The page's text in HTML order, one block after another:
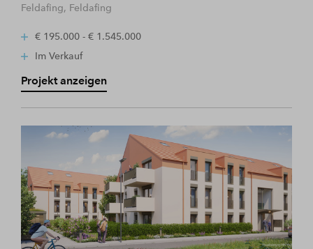
Feldafing, Feldafing
€ 195.000 - € 1.545.000
Im Verkauf
Projekt anzeigen